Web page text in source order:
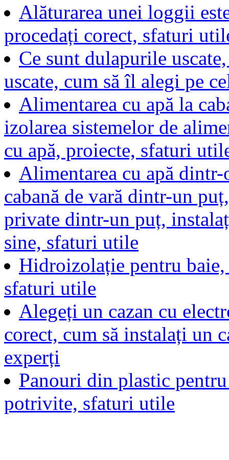
Alăturarea unei loggii
procedați corect, sfaturi
Ce sunt dulapurile
uscate, cum să îl alegi pe
Alimentarea cu apă la
izolarea sistemelor de
cu apă, proiecte, sfaturi
Alimentarea cu apă
cabană de vară dintr-un
private dintr-un puț,
sine, sfaturi utile
Hidroizolație pentru
sfaturi utile
Alegeți un cazan cu
corect, cum să instalați un
experți
Panouri din plastic
potrivite, sfaturi utile